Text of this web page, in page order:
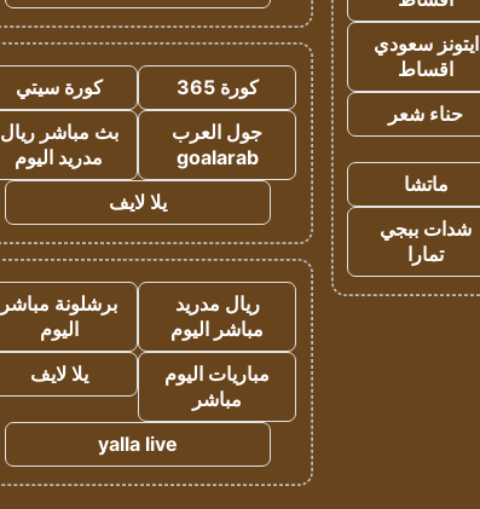
ايتونز سعودي
اقساط
حناء شعر
ماتشا
شدات ببجي
تمارا
كورة 365
كورة سيتي
جول العرب
goalarab
بث مباشر ريال
مدريد اليوم
يلا لايف
ريال مدريد
مباشر اليوم
برشلونة مباشر
اليوم
مباريات اليوم
مباشر
يلا لايف
yalla live